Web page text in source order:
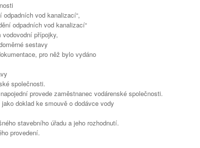
vod kanalizací“,
odpadních vod kanalizací“
vodovodní přípojky,
sestavy
pro něž bylo vydáno
společnosti.
provede zaměstnanec vodárenské společnosti.
doklad ke smouvě o dodávce vody
stavebního úřadu a jeho rozhodnutí.
provedení.